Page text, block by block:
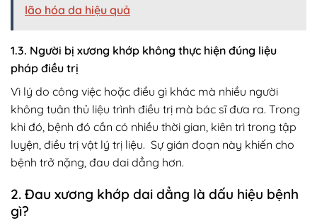
lão hóa da hiệu quả
1.3. Người bị xương khớp không thực hiện đúng liệu
pháp điều trị
Vì lý do công việc hoặc điều gì khác mà nhiều người
không tuân thủ liệu trình điều trị mà bác sĩ đưa ra. Trong
khi đó, bệnh đó cần có nhiều thời gian, kiên trì trong tập
luyện, điều trị vật lý trị liệu. Sự gián đoạn này khiến cho
bệnh trở nặng, đau dai dẳng hơn.
2. Đau xương khớp dai dẳng là dấu hiệu bệnh
gì?